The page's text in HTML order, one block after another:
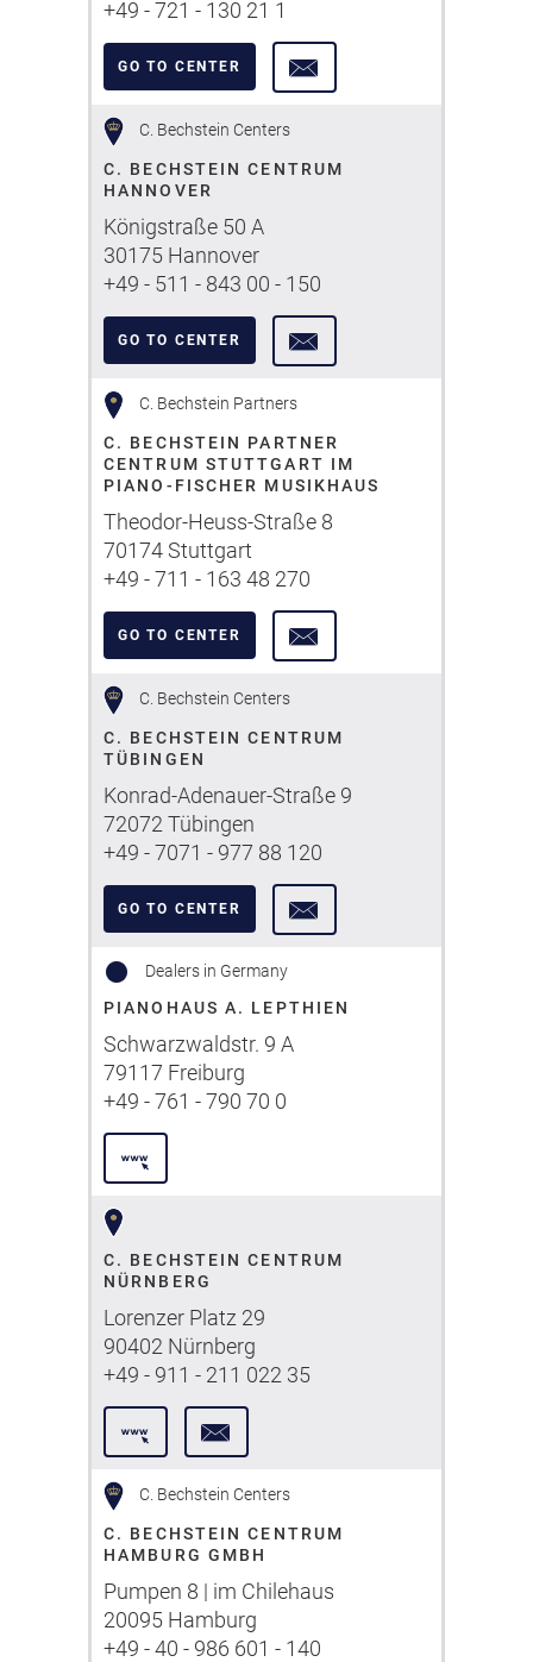
+49 - 721 - 130 21 1
GO TO CENTER
C. Bechstein Centers
C. BECHSTEIN CENTRUM
HANNOVER
Königstraße 50 A
30175 Hannover
+49 - 511 - 843 00 - 150
GO TO CENTER
C. Bechstein Partners
C. BECHSTEIN PARTNER
CENTRUM STUTTGART IM
PIANO-FISCHER MUSIKHAUS
Theodor-Heuss-Straße 8
70174 Stuttgart
+49 - 711 - 163 48 270
GO TO CENTER
C. Bechstein Centers
C. BECHSTEIN CENTRUM
TÜBINGEN
Konrad-Adenauer-Straße 9
72072 Tübingen
+49 - 7071 - 977 88 120
GO TO CENTER
Dealers in Germany
PIANOHAUS A. LEPTHIEN
Schwarzwaldstr. 9 A
79117 Freiburg
+49 - 761 - 790 70 0
C. BECHSTEIN CENTRUM
NÜRNBERG
Lorenzer Platz 29
90402 Nürnberg
+49 - 911 - 211 022 35
C. Bechstein Centers
C. BECHSTEIN CENTRUM
HAMBURG GMBH
Pumpen 8 | im Chilehaus
20095 Hamburg
+49 - 40 - 986 601 - 140